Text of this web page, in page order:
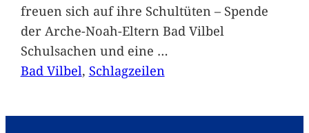
freuen sich auf ihre Schultüten – Spende
der Arche-Noah-Eltern Bad Vilbel
Schulsachen und eine …
Bad Vilbel, Schlagzeilen